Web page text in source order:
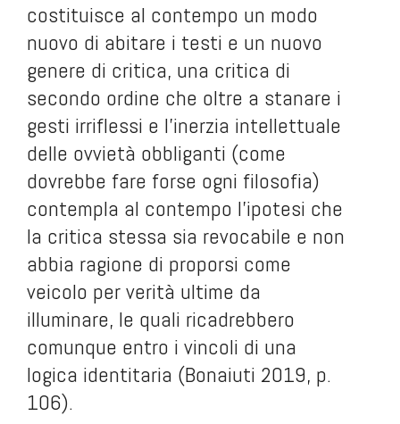
costituisce al contempo un modo
nuovo di abitare i testi e un nuovo
genere di critica, una critica di
secondo ordine che oltre a stanare i
gesti irriflessi e l’inerzia intellettuale
delle ovvietà obbliganti (come
dovrebbe fare forse ogni filosofia)
contempla al contempo l’ipotesi che
la critica stessa sia revocabile e non
abbia ragione di proporsi come
veicolo per verità ultime da
illuminare, le quali ricadrebbero
comunque entro i vincoli di una
logica identitaria (Bonaiuti 2019, p.
106).